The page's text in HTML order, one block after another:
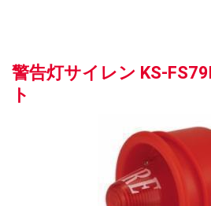
警告灯サイレン KS-
ト